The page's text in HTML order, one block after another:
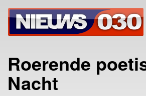
Roerende
Nacht